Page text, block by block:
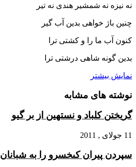
نه نیزه نه شمشیر هندى نه تیر
چنین باژ خواهى بدین آب گیر
کنون آب ما را و کشتى ترا
بدین گونه شاهى درشتى ترا
نمایش بیشتر
نوشته های مشابه
گریختن کلباد و نستهین از بر گیو
11 جولای , 2011
سپردن پیران کى‏خسرو را به شبانان‏